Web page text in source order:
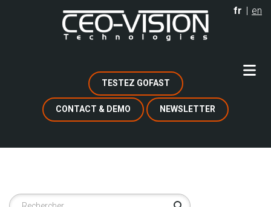
fr en
TESTEZ GOFAST
CONTACT & DEMO NEWSLETTER
Rechercher